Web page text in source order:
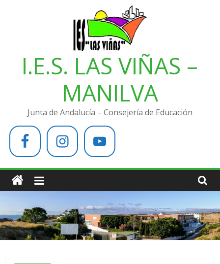
I.E.S. LAS VIÑAS –
MANILVA
Junta de Andalucía – Consejería de Educación